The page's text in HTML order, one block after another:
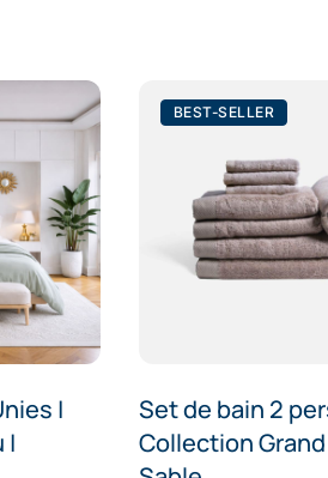
|
|
BEST-SELLER
Set de bain 2
Collection